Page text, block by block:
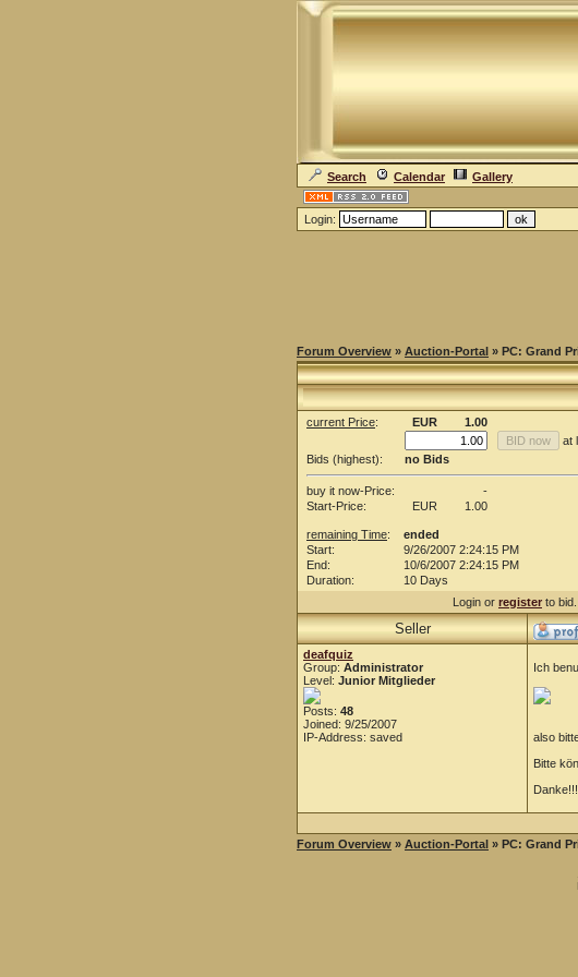
Search Calendar Gallery
Login:
Forum Overview » Auction-Portal » PC: Grand
current Price: EUR
1.00
at
Bids (highest):
no Bids
buy it now-Price:
-
Start-Price:
EUR 1.00
remaining Time:
ended
Start:
9/26/2007 2:24:15 PM
End:
10/6/2007 2:24:15 PM
Duration:
10 Days
Login or register to bid.
Seller
deafquiz
Group: Administrator
Level: Junior Mitglieder
Posts: 48
Joined: 9/25/2007
IP-Address: saved
Ich
also
Bitte
Danke!!!
Forum Overview » Auction-Portal » PC: Grand